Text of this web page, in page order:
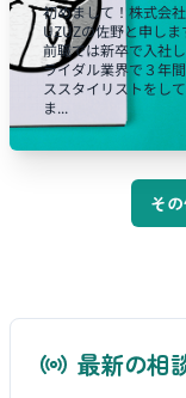
初めまして！株式会社
UZUZの佐野と申しま
前職では新卒で入社
ライダル業界で３年
ススタイリストをし
ま...
そ
最新の相